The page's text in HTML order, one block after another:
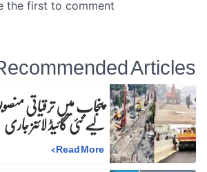
Articles
پنجاب میں ترقیاتی
لیے نئی گائیڈ لائنز جاری
Read More
>